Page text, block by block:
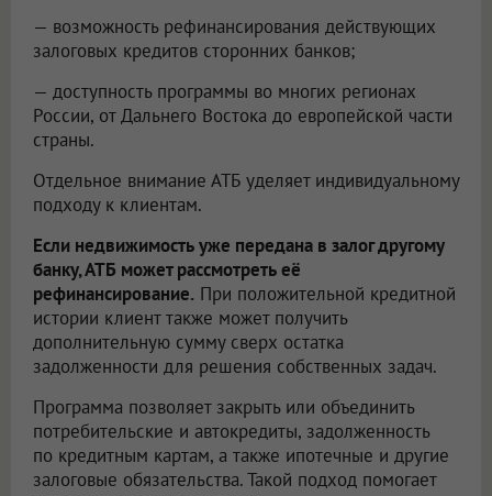
— возможность рефинансирования действующих
залоговых кредитов сторонних банков;
— доступность программы во многих регионах
России, от Дальнего Востока до европейской части
страны.
Отдельное внимание АТБ уделяет индивидуальному
подходу к клиентам.
Если недвижимость уже передана в залог другому
банку, АТБ может рассмотреть её
рефинансирование. При положительной кредитной
истории клиент также может получить
дополнительную сумму сверх остатка
задолженности для решения собственных задач.
Программа позволяет закрыть или объединить
потребительские и автокредиты, задолженность
по кредитным картам, а также ипотечные и другие
залоговые обязательства. Такой подход помогает